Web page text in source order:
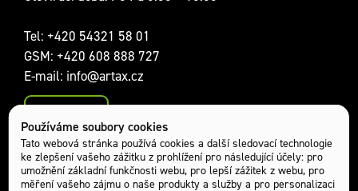
Používáme soubory cookies
Tato webová stránka používá cookies a další sledovací technologie
ke zlepšení vašeho zážitku z prohlížení pro následující účely: pro
umožnění základní funkčnosti webu, pro lepší zážitek z webu, pro
měření vašeho zájmu o naše produkty a služby a pro personalizaci
Sociální sítě:
Tel: +420 54321 58 01
GSM: +420 608 888 727
E-mail: info@artax.cz
Kontakty